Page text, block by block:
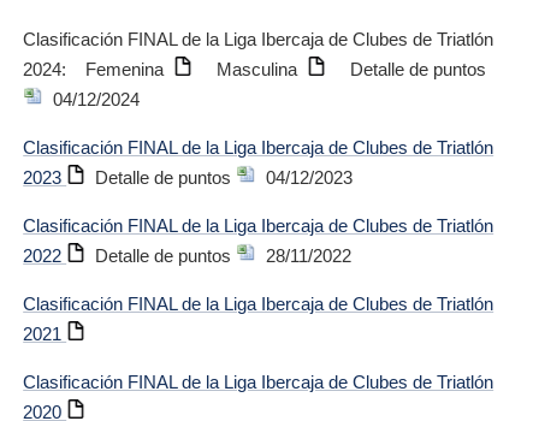
Clasificación FINAL de la Liga Ibercaja de Clubes de Triatlón
2024: Femenina
Masculina
Detalle de puntos
04/12/2024
Clasificación FINAL de la Liga Ibercaja de Clubes de Triatlón
2023
Detalle de puntos 04/12/2023
Clasificación FINAL de la Liga Ibercaja de Clubes de Triatlón
2022
Detalle de puntos 28/11/2022
Clasificación FINAL de la Liga Ibercaja de Clubes de Triatlón
2021
Clasificación FINAL de la Liga Ibercaja de Clubes de Triatlón
2020